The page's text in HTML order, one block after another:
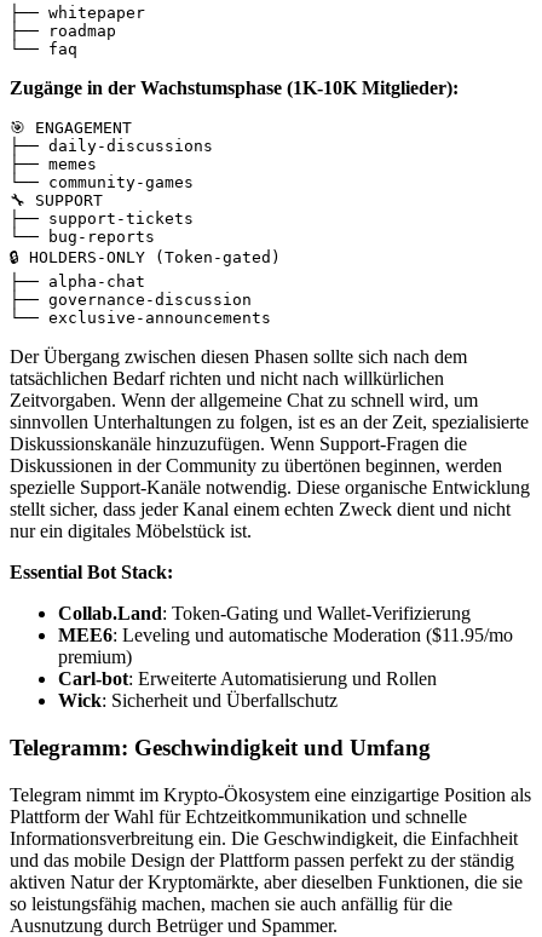
├── whitepaper
├── roadmap
└── faq
Zugänge in der Wachstumsphase (1K-10K Mitglieder):
🎯 ENGAGEMENT
├── daily-discussions
├── memes
└── community-games
🔧 SUPPORT
├── support-tickets
└── bug-reports
🔒 HOLDERS-ONLY (Token-gated)
├── alpha-chat
├── governance-discussion
└── exclusive-announcements
Der Übergang zwischen diesen Phasen sollte sich nach dem
tatsächlichen Bedarf richten und nicht nach willkürlichen
Zeitvorgaben. Wenn der allgemeine Chat zu schnell wird, um
sinnvollen Unterhaltungen zu folgen, ist es an der Zeit, spezialisierte
Diskussionskanäle hinzuzufügen. Wenn Support-Fragen die
Diskussionen in der Community zu übertönen beginnen, werden
spezielle Support-Kanäle notwendig. Diese organische Entwicklung
stellt sicher, dass jeder Kanal einem echten Zweck dient und nicht
nur ein digitales Möbelstück ist.
Essential Bot Stack:
Collab.Land: Token-Gating und Wallet-Verifizierung
MEE6: Leveling und automatische Moderation ($11.95/mo
premium)
Carl-bot: Erweiterte Automatisierung und Rollen
Wick: Sicherheit und Überfallschutz
Telegramm: Geschwindigkeit und Umfang
Telegram nimmt im Krypto-Ökosystem eine einzigartige Position als
Plattform der Wahl für Echtzeitkommunikation und schnelle
Informationsverbreitung ein. Die Geschwindigkeit, die Einfachheit
und das mobile Design der Plattform passen perfekt zu der ständig
aktiven Natur der Kryptomärkte, aber dieselben Funktionen, die sie
so leistungsfähig machen, machen sie auch anfällig für die
Ausnutzung durch Betrüger und Spammer.